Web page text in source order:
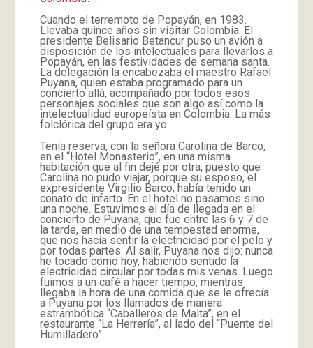
Cuando el terremoto de Popayán, en 1983.
Llevaba quince años sin visitar Colombia. El
presidente Belisario Betancur puso un avión a
disposición de los intelectuales para llevarlos a
Popayán, en las festividades de semana santa.
La delegación la encabezaba el maestro Rafael
Puyana, quien estaba programado para un
concierto allá, acompañado por todos esos
personajes sociales que son algo así como la
intelectualidad europeísta en Colombia. La más
folclórica del grupo era yo.
Tenía reserva, con la señora Carolina de Barco,
en el “Hotel Monasterio”, en una misma
habitación que al fin dejé por otra, puesto que
Carolina no pudo viajar, porque su esposo, el
expresidente Virgilio Barco, había tenido un
conato de infarto. En el hotel no pasamos sino
una noche. Estuvimos el día de llegada en el
concierto de Puyana, que fue entre las 6 y 7 de
la tarde, en medio de una tempestad enorme,
que nos hacía sentir la electricidad por el pelo y
por todas partes. Al salir, Puyana nos dijo: nunca
he tocado como hoy, habiendo sentido la
electricidad circular por todas mis venas. Luego
fuimos a un café a hacer tiempo, mientras
llegaba la hora de una comida que se le ofrecía
a Puyana por los llamados de manera
estrambótica “Caballeros de Malta”, en el
restaurante “La Herrería”, al lado del “Puente del
Humilladero”.